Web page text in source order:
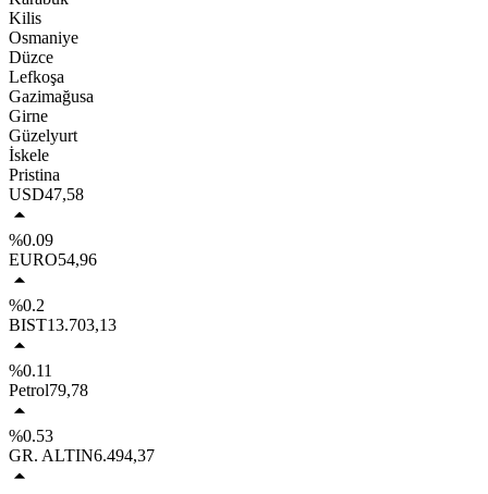
Kilis
Osmaniye
Düzce
Lefkoşa
Gazimağusa
Girne
Güzelyurt
İskele
Pristina
USD47,58
%0.09
EURO54,96
%0.2
BIST13.703,13
%0.11
Petrol79,78
%0.53
GR. ALTIN6.494,37